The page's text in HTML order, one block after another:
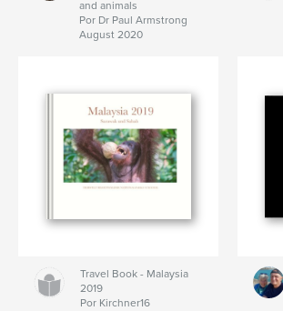
and animals
Por Dr Paul Armstrong
August 2020
Travel Book - Malaysia
2019
Por Kirchner16